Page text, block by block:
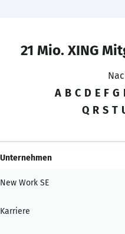
21 Mio. XING
A B C D E F G
Q R S T
Unternehmen
New Work SE
Karriere